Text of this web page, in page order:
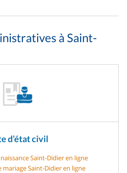
à Saint-
d’état civil
Saint-Didier en ligne
mariage Saint-Didier en ligne